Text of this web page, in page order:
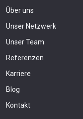
Über uns
Unser Netzwerk
Unser Team
Referenzen
Karriere
Blog
Kontakt